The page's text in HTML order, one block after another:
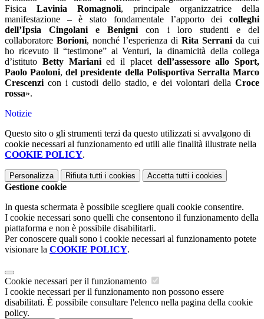
Fisica Lavinia Romagnoli, principale organizzatrice della
manifestazione – è stato fondamentale l’apporto dei colleghi
dell’Ipsia Cingolani e Benigni con i loro studenti e del
collaboratore Borioni, nonché l’esperienza di Rita Serrani da cui
ho ricevuto il “testimone” al Venturi, la dinamicità della collega
d’istituto Betty Marianied il placet dell’assessore allo Sport,
Paolo Paoloni,del presidente della Polisportiva Serralta Marco
Crescenzi con i custodi dello stadio, e dei volontari della Croce
rossa».
Notizie
Questo sito o gli strumenti terzi da questo utilizzati si avvalgono di
cookie necessari al funzionamento ed utili alle finalità illustrate nella
COOKIE POLICY.
Personalizza Rifiuta tutti i cookies Accetta tutti i cookies
Gestione cookie
In questa schermata è possibile scegliere quali cookie consentire.
I cookie necessari sono quelli che consentono il funzionamento della
piattaforma e non è possibile disabilitarli.
Per conoscere quali sono i cookie necessari al funzionamento potete
visionare la COOKIE POLICY.
Cookie necessari per il funzionamento
I cookie necessari per il funzionamento non possono essere
disabilitati. È possibile consultare l'elenco nella pagina della cookie
policy.